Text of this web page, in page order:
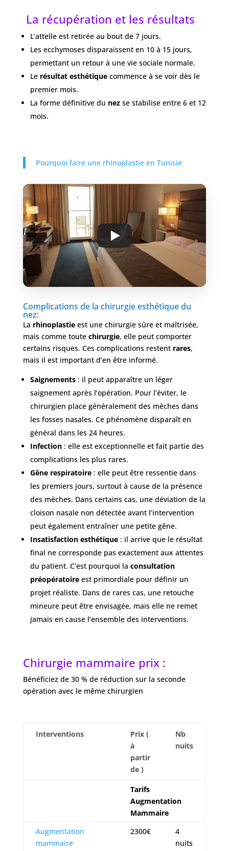
La récupération et les résultats
L’attelle est retirée au bout de 7 jours.
Les ecchymoses disparaissent en 10 à 15 jours,
permettant un retour à une vie sociale normale.
Le résultat esthétiquecommence à se voir dès le
premier mois.
La forme définitive du nezse stabilise entre 6 et 12
mois.
Pourquoi faire une rhinoplastie en Tunisie
Complications de la chirurgie esthétique du
nez:
La rhinoplastieest une chirurgie sûre et maîtrisée,
mais comme toute chirurgie, elle peut comporter
certains risques. Ces complications restent rares,
mais il est important d’en être informé.
Saignements: il peut apparaître un léger
saignement après l’opération. Pour l’éviter, le
chirurgien place généralement des mèches dans
les fosses nasales. Ce phénomène disparaît en
général dans les 24 heures.
Infection: elle est exceptionnelle et fait partie des
complications les plus rares.
Gêne respiratoire: elle peut être ressentie dans
les premiers jours, surtout à cause de la présence
des mèches. Dans certains cas, une déviation de la
cloison nasale non détectée avant l’intervention
peut également entraîner une petite gêne.
Insatisfaction esthétique: il arrive que le résultat
final ne corresponde pas exactement aux attentes
du patient. C’est pourquoi la consultation
préopératoireest primordiale pour définir un
projet réaliste. Dans de rares cas, une retouche
mineure peut être envisagée, mais elle ne remet
jamais en cause l’ensemble des interventions.
Chirurgie mammaire prix :
Bénéficiez de 30 % de réduction sur la seconde
opération avec le même chirurgien
Interventions
Prix (
à
partir
de )
Nb
nuits
Tarifs
Augmentation
Mammaire
Augmentation
mammaire
2300€
4
nuits